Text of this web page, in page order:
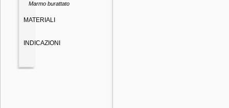
Marmo burattato
MATERIALI
INDICAZIONI